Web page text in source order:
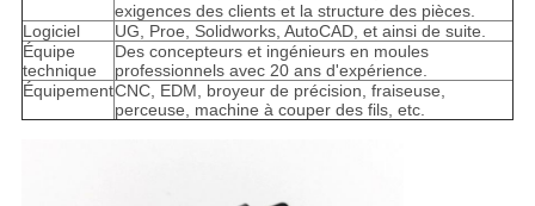
exigences des clients et la structure des pièces.
Logiciel
UG, Proe, Solidworks, AutoCAD, et ainsi de suite.
Équipe
technique
Des concepteurs et ingénieurs en moules
professionnels avec 20 ans d'expérience.
ÉquipementCNC, EDM, broyeur de précision, fraiseuse,
perceuse, machine à couper des fils, etc.